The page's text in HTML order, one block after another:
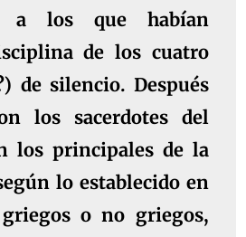
a los que habían
de los cuatro
de silencio. Después
los sacerdotes del
los principales de la
lo establecido en
o no griegos,